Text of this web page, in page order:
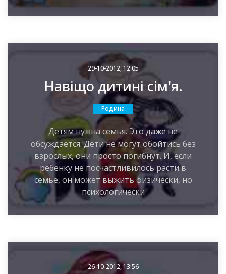
29-10-2012, 12:05
Навіщо дитині сім'я.
Родина
Детям нужна семья. Это даже не
обсуждается. Дети не могут обойтись без
взрослых, они просто погибнут. И, если
ребенку не посчастливилось расти в
семье, он может выжить физически, но
психологически
26-10-2012, 13:56